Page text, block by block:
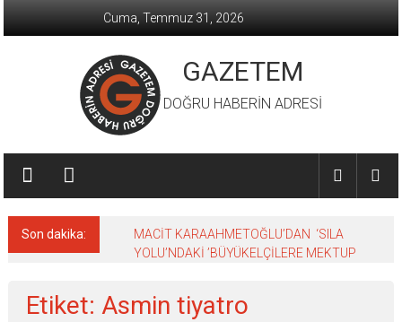
Cuma, Temmuz 31, 2026
GAZETEM
DOĞRU HABERİN ADRESİ
Son dakika:
MACİT KARAAHMETOĞLU’DAN ‘SILA
YOLU’NDAKİ ’BÜYÜKELÇİLERE MEKTUP
Etiket: Asmin tiyatro